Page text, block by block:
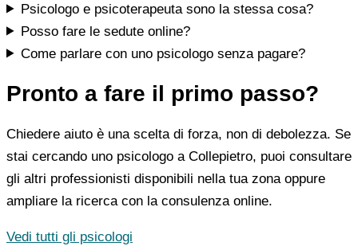
Psicologo e psicoterapeuta sono la stessa cosa?
Posso fare le sedute online?
Come parlare con uno psicologo senza pagare?
Pronto a fare il primo passo?
Chiedere aiuto è una scelta di forza, non di debolezza. Se
stai cercando uno psicologo a Collepietro, puoi consultare
gli altri professionisti disponibili nella tua zona oppure
ampliare la ricerca con la consulenza online.
Vedi tutti gli psicologi